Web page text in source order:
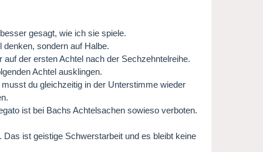
gesagt, wie ich sie spiele.
sondern auf Halbe.
der ersten Achtel nach der Sechzehntelreihe.
Achtel ausklingen.
du gleichzeitig in der Unterstimme wieder
ist bei Bachs Achtelsachen sowieso verboten.
ist geistige Schwerstarbeit und es bleibt keine